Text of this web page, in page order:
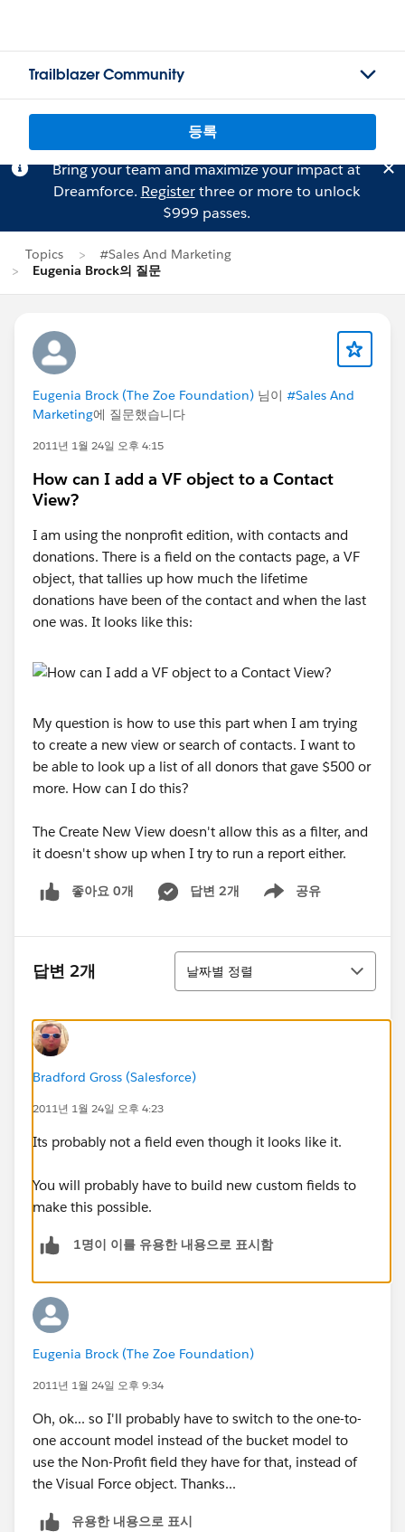
Trailblazer Community
등록
Bring your team and maximize your impact at
Dreamforce. Registerthree or more to unlock
$999 passes.
Topics
#Sales And Marketing
Eugenia Brock의 질문
Eugenia Brock (The Zoe Foundation) 님이 #Sales And
Marketing에 질문했습니다
2011년 1월 24일 오후 4:15
How can I add a VF object to a Contact
View?
I am using the nonprofit edition, with contacts and
donations. There is a field on the contacts page, a VF
object, that tallies up how much the lifetime
donations have been of the contact and when the last
one was. It looks like this:
My question is how to use this part when I am trying
to create a new view or search of contacts. I want to
be able to look up a list of all donors that gave $500 or
more. How can I do this?
The Create New View doesn't allow this as a filter, and
it doesn't show up when I try to run a report either.
좋아요 0개 답변 2개 공유
Show menu
답변 2개
정렬
날짜별 정렬
Bradford Gross (Salesforce)
2011년 1월 24일 오후 4:23
Its probably not a field even though it looks like it.
You will probably have to build new custom fields to
make this possible.
1명이 이를 유용한 내용으로 표시함
Eugenia Brock (The Zoe Foundation)
2011년 1월 24일 오후 9:34
Oh, ok... so I'll probably have to switch to the one-to-
one account model instead of the bucket model to
use the Non-Profit field they have for that, instead of
the Visual Force object. Thanks...
유용한 내용으로 표시